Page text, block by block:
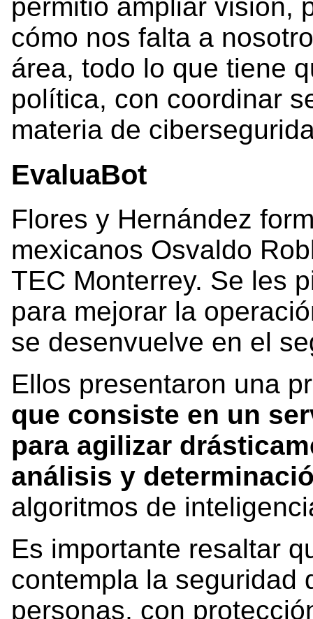
permitió ampliar visión,
cómo nos falta a
área, todo lo que tiene
política, con coordinar
materia de
EvaluaBot
Flores y Hernández
mexicanos Osvaldo
TEC Monterrey. Se les
para mejorar la
se desenvuelve en el
Ellos presentaron una
que consiste en un
para agilizar
análisis y
algoritmos de
Es importante resaltar
contempla la seguridad
personas, con